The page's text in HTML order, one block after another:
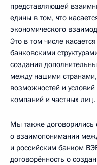
представляющей
едины в том, что
экономического
Это в том числе
банковскими
создания
между нашими
возможностей и
компаний и частных лиц.
Мы также
о взаимопонимании
и российским банком
договорённость о